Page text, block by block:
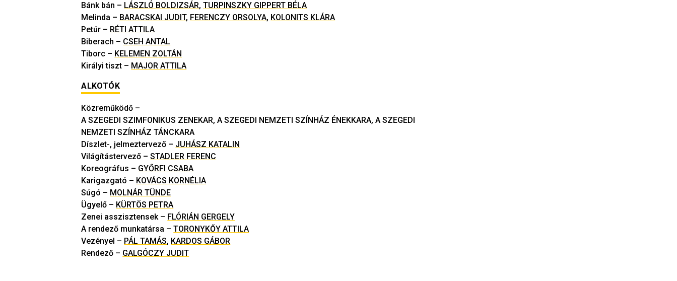
Bánk bán – LÁSZLÓ BOLDIZSÁR,TURPINSZKY GIPPERT BÉLA
Melinda – BARACSKAI JUDIT, FERENCZY ORSOLYA, KOLONITS KLÁRA
Petúr – RÉTI ATTILA
Biberach – CSEH ANTAL
Tiborc – KELEMEN ZOLTÁN
Királyi tiszt – MAJOR ATTILA
ALKOTÓK
Közreműködő –
A SZEGEDI SZIMFONIKUS ZENEKAR, A SZEGEDI NEMZETI SZÍNHÁZ ÉNEKKARA, A SZEGEDI
NEMZETI SZÍNHÁZ TÁNCKARA
Díszlet-, jelmeztervező – JUHÁSZ KATALIN
Világítástervező –STADLER FERENC
Koreográfus – GYŐRFI CSABA
Karigazgató – KOVÁCS KORNÉLIA
Súgó – MOLNÁR TÜNDE
Ügyelő – KÜRTÖS PETRA
Zenei asszisztensek– FLÓRIÁN GERGELY
A rendező munkatársa –TORONYKŐY ATTILA
Vezényel – PÁL TAMÁS, KARDOS GÁBOR
Rendező – GALGÓCZY JUDIT